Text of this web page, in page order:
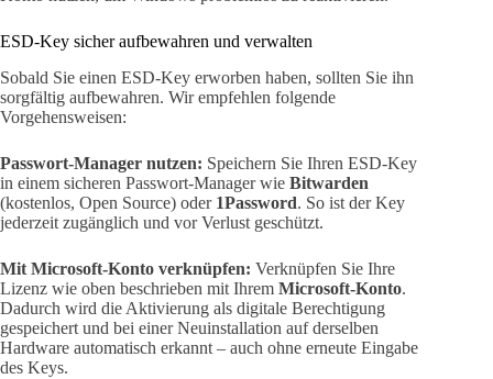
ESD-Key sicher aufbewahren und verwalten
Sobald Sie einen ESD-Key erworben haben, sollten Sie ihn
sorgfältig aufbewahren. Wir empfehlen folgende
Vorgehensweisen:
Passwort-Manager nutzen: Speichern Sie Ihren ESD-Key
in einem sicheren Passwort-Manager wie Bitwarden
(kostenlos, Open Source) oder 1Password. So ist der Key
jederzeit zugänglich und vor Verlust geschützt.
Mit Microsoft-Konto verknüpfen: Verknüpfen Sie Ihre
Lizenz wie oben beschrieben mit Ihrem Microsoft-Konto.
Dadurch wird die Aktivierung als digitale Berechtigung
gespeichert und bei einer Neuinstallation auf derselben
Hardware automatisch erkannt – auch ohne erneute Eingabe
des Keys.